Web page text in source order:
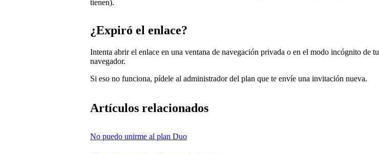
tienen).
¿Expiró el enlace?
Intenta abrir el enlace en una ventana de navegación privada o en el modo incógnito de tu
navegador.
Si eso no funciona, pídele al administrador del plan que te envíe una invitación nueva.
Artículos relacionados
No puedo unirme al plan Duo